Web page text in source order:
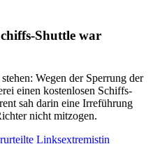
Shuttle war
Wegen der Sperrung der
einen kostenlosen Schiffs-
sah darin eine Irreführung
nicht mitzogen.
Linksextremistin